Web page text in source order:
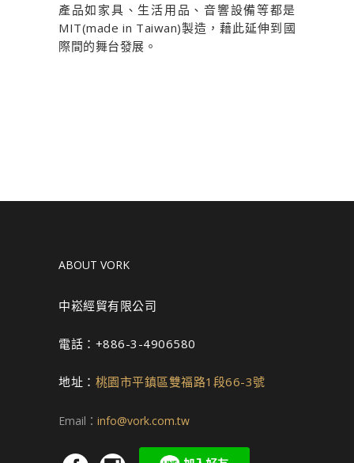
產品如家具、生活用品、音響設備等都是
MIT(made in Taiwan)製造，藉此延伸到國
際間的舞台發展。
ABOUT VORK
中崧經貿有限公司
電話：+886-3-4906580
地址： 桃園市平鎮區雙福路1段66-3號
Email： info@vork.com.tw